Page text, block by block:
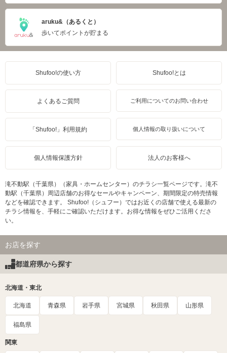
aruku&（あるくと）
歩いてポイントが貯まる
Shufoo!の使い方 Shufoo!とは
よくあるご質問 ご利用についてのお問い合わせ
「Shufoo!」利用規約 個人情報の取り扱いについて
個人情報保護方針 法人のお客様へ
滝不動駅（千葉県）（家具・ホームセンター）のチラシ一覧ページです。滝不
動駅（千葉県）周辺店舗のお得なセールやキャンペーン、期間限定の特売情報
などを確認できます。 Shufoo!（シュフー）ではお近くの店舗で使える最新の
チラシ情報を、手軽にご確認いただけます。お得な情報をぜひご活用くださ
い。
お店を探す
都道府県から探す
北海道・東北
北海道 青森県 岩手県 宮城県 秋田県 山形県
福島県
関東